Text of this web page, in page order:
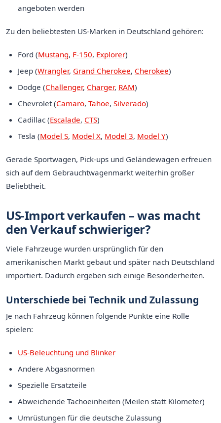
angeboten werden
Zu den beliebtesten US-Marken in Deutschland gehören:
Ford (Mustang, F-150, Explorer)
Jeep (Wrangler, Grand Cherokee, Cherokee)
Dodge (Challenger, Charger, RAM)
Chevrolet (Camaro, Tahoe, Silverado)
Cadillac (Escalade, CTS)
Tesla (Model S, Model X, Model 3, Model Y)
Gerade Sportwagen, Pick-ups und Geländewagen erfreuen
sich auf dem Gebrauchtwagenmarkt weiterhin großer
Beliebtheit.
US-Import verkaufen – was macht
den Verkauf schwieriger?
Viele Fahrzeuge wurden ursprünglich für den
amerikanischen Markt gebaut und später nach Deutschland
importiert. Dadurch ergeben sich einige Besonderheiten.
Unterschiede bei Technik und Zulassung
Je nach Fahrzeug können folgende Punkte eine Rolle
spielen:
US-Beleuchtung und Blinker
Andere Abgasnormen
Spezielle Ersatzteile
Abweichende Tachoeinheiten (Meilen statt Kilometer)
Umrüstungen für die deutsche Zulassung